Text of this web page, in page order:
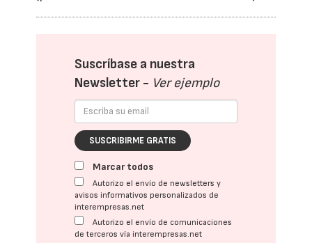
Suscríbase a nuestra
Newsletter - Ver ejemplo
SUSCRIBIRME GRATIS
Marcar todos
Autorizo el envío de newsletters y
avisos informativos personalizados de
interempresas.net
Autorizo el envío de comunicaciones
de terceros vía interempresas.net